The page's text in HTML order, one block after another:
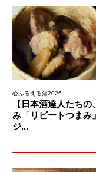
心ふるえる酒2026
【日本酒達人たちの
み「リピートつまみ
ジ...